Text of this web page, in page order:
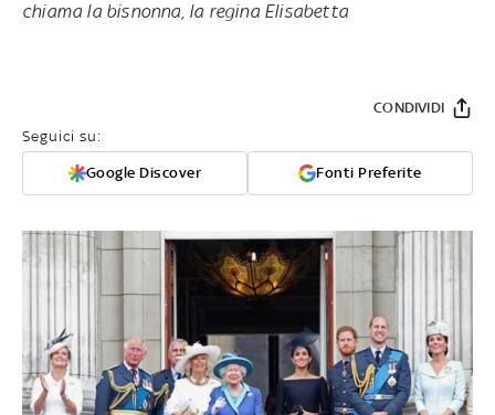
chiama la bisnonna, la regina Elisabetta
Seguici su:
Google Discover Fonti Preferite
CONDIVIDI